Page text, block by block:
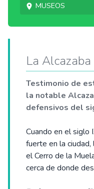
Museos
La
Testimonio de
la notable
defensivos del
Cuando en el siglo
fuerte en la
el Cerro de la
cerca de donde